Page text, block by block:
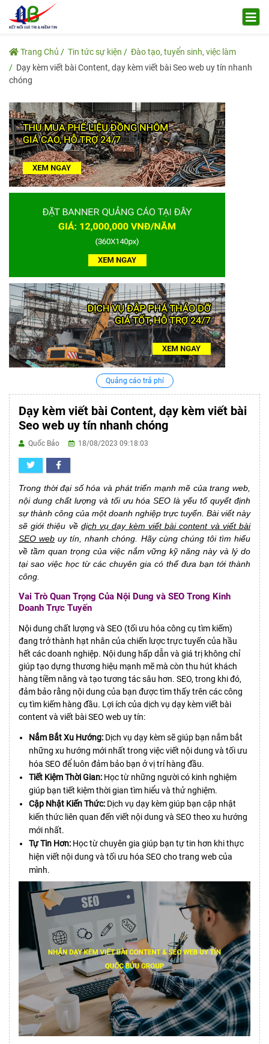
Trang Chủ Tin tức sự kiện
Đào tạo, tuyển sinh, việc làm
Dạy kèm viết bài Content, dạy kèm viết bài Seo web uy tín nhanh
chóng
Quảng cáo trả phí
Dạy kèm viết bài Content, dạy kèm viết bài
Seo web uy tín nhanh chóng
Quốc Bảo 18/08/2023 09:18:03
Trong thời đại số hóa và phát triển mạnh mẽ của trang web,
nội dung chất lượng và tối ưu hóa SEO là yếu tố quyết định
sự thành công của một doanh nghiệp trực tuyến. Bài viết này
sẽ giới thiệu về dịch vụ dạy kèm viết bài content và viết bài
SEO web uy tín, nhanh chóng. Hãy cùng chúng tôi tìm hiểu
về tầm quan trọng của việc nắm vững kỹ năng này và lý do
tại sao việc học từ các chuyên gia có thể đưa bạn tới thành
công.
Vai Trò Quan Trọng Của Nội Dung và SEO Trong Kinh
Doanh Trực Tuyến
Nội dung chất lượng và SEO (tối ưu hóa công cụ tìm kiếm)
đang trở thành hạt nhân của chiến lược trực tuyến của hầu
hết các doanh nghiệp. Nội dung hấp dẫn và giá trị không chỉ
giúp tạo dựng thương hiệu mạnh mẽ mà còn thu hút khách
hàng tiềm năng và tạo tương tác sâu hơn. SEO, trong khi đó,
đảm bảo rằng nội dung của bạn được tìm thấy trên các công
cụ tìm kiếm hàng đầu. Lợi ích của dịch vụ dạy kèm viết bài
content và viết bài SEO web uy tín:
Nắm Bắt Xu Hướng: Dịch vụ dạy kèm sẽ giúp bạn nắm bắt
những xu hướng mới nhất trong việc viết nội dung và tối ưu
hóa SEO để luôn đảm bảo bạn ở vị trí hàng đầu.
Tiết Kiệm Thời Gian: Học từ những người có kinh nghiệm
giúp bạn tiết kiệm thời gian tìm hiểu và thử nghiệm.
Cập Nhật Kiến Thức: Dịch vụ dạy kèm giúp bạn cập nhật
kiến thức liên quan đến viết nội dung và SEO theo xu hướng
mới nhất.
Tự Tin Hơn: Học từ chuyên gia giúp bạn tự tin hơn khi thực
hiện viết nội dung và tối ưu hóa SEO cho trang web của
mình.